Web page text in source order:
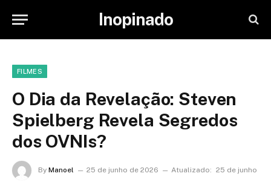
Inopinado
FILMES
O Dia da Revelação: Steven
Spielberg Revela Segredos
dos OVNIs?
By Manoel 25 de junho de 2026 Atualizado: 25 de junho